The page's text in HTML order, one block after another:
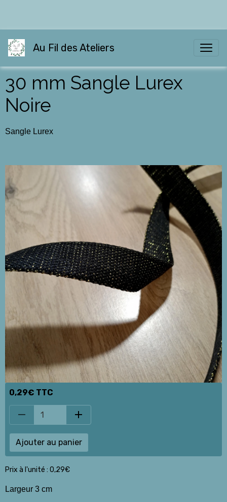
Au Fil des Ateliers
30 mm Sangle Lurex
Noire
Sangle Lurex
0,29€ TTC
Ajouter au panier
Prix à l'unité : 0,29€
Largeur 3 cm